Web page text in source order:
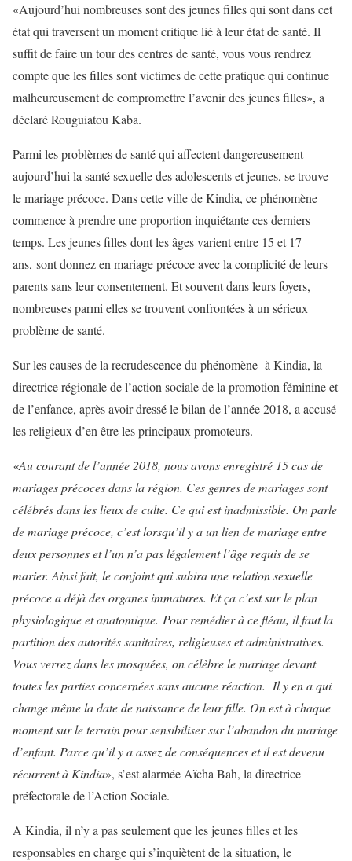
«Aujourd’hui nombreuses sont des jeunes filles qui sont dans cet
état qui traversent un moment critique lié à leur état de santé. Il
suffit de faire un tour des centres de santé, vous vous rendrez
compte que les filles sont victimes de cette pratique qui continue
malheureusement de compromettre l’avenir des jeunes filles», a
déclaré Rouguiatou Kaba.
Parmi les problèmes de santé qui affectent dangereusement
aujourd’hui la santé sexuelle des adolescents et jeunes, se trouve
le mariage précoce. Dans cette ville de Kindia, ce phénomène
commence à prendre une proportion inquiétante ces derniers
temps. Les jeunes filles dont les âges varient entre 15 et 17
ans, sont donnez en mariage précoce avec la complicité de leurs
parents sans leur consentement. Et souvent dans leurs foyers,
nombreuses parmi elles se trouvent confrontées à un sérieux
problème de santé.
Sur les causes de la recrudescence du phénomène à Kindia, la
directrice régionale de l’action sociale de la promotion féminine et
de l’enfance, après avoir dressé le bilan de l’année 2018, a accusé
les religieux d’en être les principaux promoteurs.
«Au courant de l’année 2018, nous avons enregistré 15 cas de
mariages précoces dans la région. Ces genres de mariages sont
célébrés dans les lieux de culte. Ce qui est inadmissible. On parle
de mariage précoce, c’est lorsqu’il y a un lien de mariage entre
deux personnes et l’un n’a pas légalement l’âge requis de se
marier. Ainsi fait, le conjoint qui subira une relation sexuelle
précoce a déjà des organes immatures. Et ça c’est sur le plan
physiologique et anatomique. Pour remédier à ce fléau, il faut la
partition des autorités sanitaires, religieuses et administratives.
Vous verrez dans les mosquées, on célèbre le mariage devant
toutes les parties concernées sans aucune réaction. Il y en a qui
change même la date de naissance de leur fille. On est à chaque
moment sur le terrain pour sensibiliser sur l’abandon du mariage
d’enfant. Parce qu’il y a assez de conséquences et il est devenu
récurrent à Kindia», s’est alarmée Aïcha Bah, la directrice
préfectorale de l’Action Sociale.
A Kindia, il n’y a pas seulement que les jeunes filles et les
responsables en charge qui s’inquiètent de la situation, le